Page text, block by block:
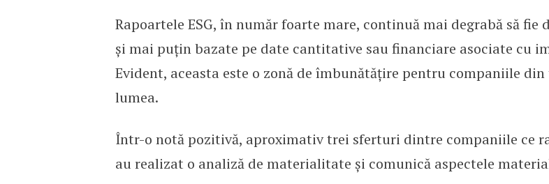
Rapoartele ESG, în număr foarte mare, continuă mai degrabă să fie
și mai puțin bazate pe date cantitative sau financiare asociate cu
Evident, aceasta este o zonă de îmbunătățire pentru companiile
lumea.
Într-o notă pozitivă, aproximativ trei sferturi dintre companiile ce
au realizat o analiză de materialitate și comunică aspectele